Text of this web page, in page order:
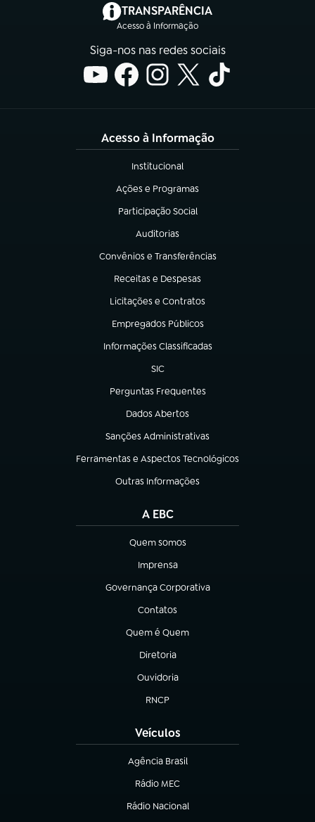
TRANSPARÊNCIA
Acesso à Informação
(abre em nova aba)
Siga-nos nas redes sociais
Acesso à Informação
Institucional
(abre em nova aba)
Ações e Programas
(abre em nova aba)
Participação Social
(abre em nova aba)
Auditorias
(abre em nova aba)
Convênios e Transferências
(abre em nova aba)
Receitas e Despesas
(abre em nova aba)
Licitações e Contratos
(abre em nova aba)
Empregados Públicos
(abre em nova aba)
Informações Classificadas
(abre em nova aba)
SIC
(abre em nova aba)
Perguntas Frequentes
(abre em nova aba)
Dados Abertos
(abre em nova aba)
Sanções Administrativas
(abre em nova aba)
Ferramentas e Aspectos Tecnológicos
(abre em nova aba)
Outras Informações
(abre em nova aba)
A EBC
Quem somos
(abre em nova aba)
Imprensa
(abre em nova aba)
Governança Corporativa
(abre em nova aba)
Contatos
(abre em nova aba)
Quem é Quem
(abre em nova aba)
Diretoria
(abre em nova aba)
Ouvidoria
(abre em nova aba)
RNCP
(abre em nova aba)
Veículos
Agência Brasil
(abre em nova aba)
Rádio MEC
Rádio Nacional
(abre em nova aba)